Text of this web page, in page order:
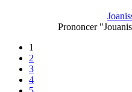
Prononcer
1
2
3
4